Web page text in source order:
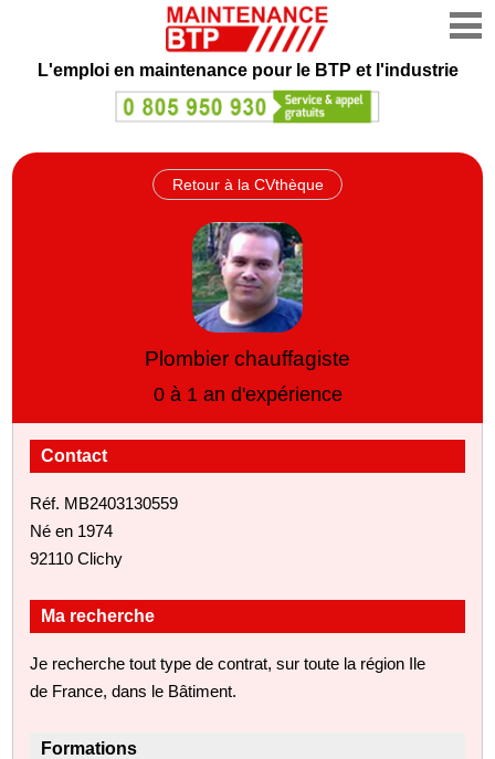
L'emploi en maintenance pour le BTP et l'industrie
Retour à la CVthèque
Plombier chauffagiste
0 à 1 an d'expérience
Contact
Réf. MB2403130559
Né en 1974
92110 Clichy
Ma recherche
Je recherche tout type de contrat, sur toute la région Ile
de France, dans le Bâtiment.
Formations